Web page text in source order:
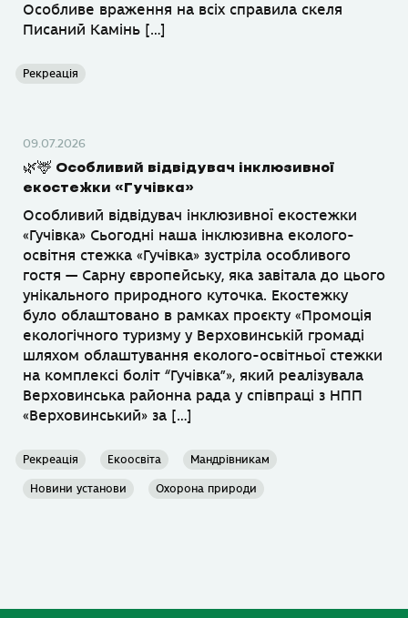
Особливе враження на всіх справила скеля
Писаний Камінь […]
Рекреація
09.07.2026
🌿🦌 Особливий відвідувач інклюзивної
екостежки «Гучівка»
Особливий відвідувач інклюзивної екостежки
«Гучівка» Сьогодні наша інклюзивна еколого-
освітня стежка «Гучівка» зустріла особливого
гостя — Сарну європейську, яка завітала до цього
унікального природного куточка. Екостежку
було облаштовано в рамках проєкту «Промоція
екологічного туризму у Верховинській громаді
шляхом облаштування еколого-освітньої стежки
на комплексі боліт “Гучівка”», який реалізувала
Верховинська районна рада у співпраці з НПП
«Верховинський» за […]
Рекреація Екоосвіта Мандрівникам
Новини установи Охорона природи